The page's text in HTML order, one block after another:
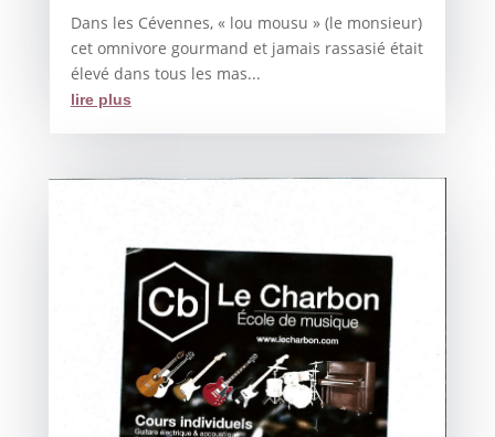
Dans les Cévennes, « lou mousu » (le monsieur)
cet omnivore gourmand et jamais rassasié était
élevé dans tous les mas...
lire plus